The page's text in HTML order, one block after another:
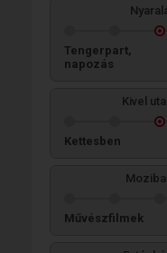
Tengerpart,
napozás
Kivel
Kettesben
Művészfilmek